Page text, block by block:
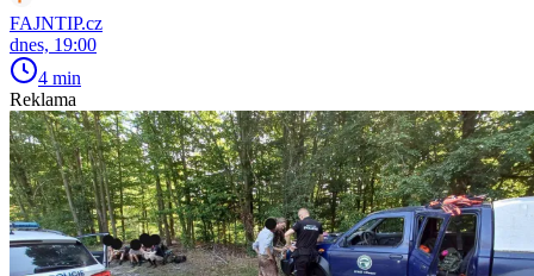
FAJNTIP.cz
dnes, 19:00
4 min
Reklama